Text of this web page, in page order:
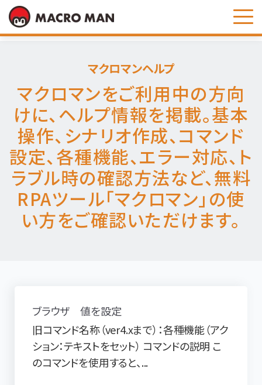
マクロマンヘルプ
マクロマンをご利用中の方向
けに、ヘルプ情報を掲載。基本
操作、シナリオ作成、コマンド
設定、各種機能、エラー対応、ト
ラブル時の確認方法など、無料
RPAツール「マクロマン」の使
い方をご確認いただけます。
ブラウザ 値を設定
旧コマンド名称（ver4.xまで）：各種機能（アク
ション：テキストをセット） コマンドの説明 こ
のコマンドを使用すると、...